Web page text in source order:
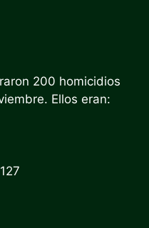
200 homicidios
Ellos eran: